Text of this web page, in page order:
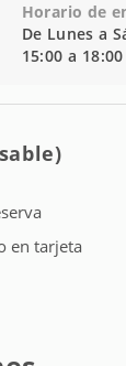
Horario de
De Lunes a
15:00 a 18:00
en tarjeta